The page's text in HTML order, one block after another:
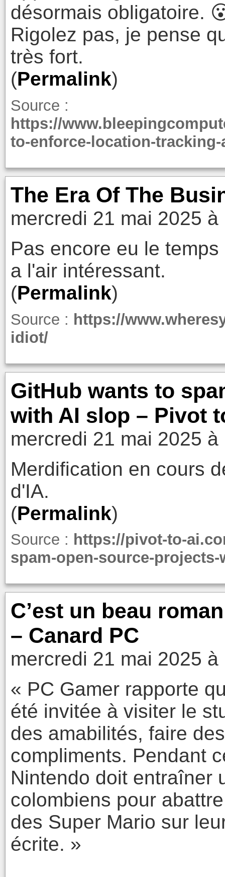
désormais obligatoire.
Rigolez pas, je pense
très fort.
(Permalink)
Source :
https://
to-enforce-location-
The Era Of The
mercredi 21 mai 2025 à
Pas encore eu le
a l'air intéressant.
(Permalink)
Source : https://
idiot/
GitHub wants to
with AI slop – Pivot
mercredi 21 mai 2025 à
Merdification en cours
d'IA.
(Permalink)
Source : https://pivot-to-
spam-open-source-
C’est un beau
– Canard PC
mercredi 21 mai 2025 à
« PC Gamer rapporte
été invitée à visiter le
des amabilités, faire
compliments. Pendant
Nintendo doit entraîner
colombiens pour
des Super Mario sur
écrite. »